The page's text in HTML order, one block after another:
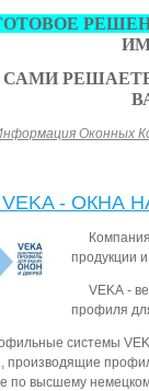
Оконных
- ОКНА
продукции
VEKA -
профиля
системы
производящие
по высшему